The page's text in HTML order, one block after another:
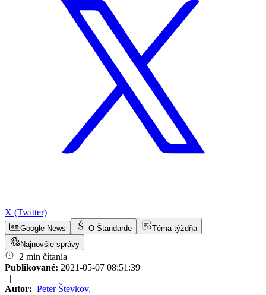
X (Twitter)
Google News O Štandarde
Téma týždňa
Najnovšie správy
2 min čítania
Publikované: 2021-05-07 08:51:39
|
Autor: Peter Števkov,